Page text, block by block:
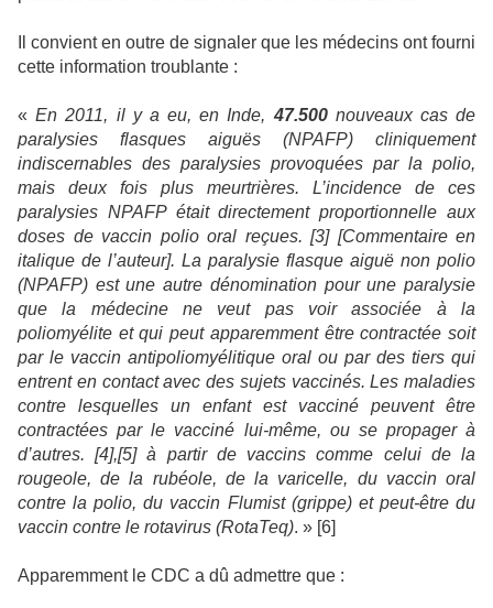
Il convient en outre de signaler que les médecins ont fourni
cette information troublante :
«En 2011, il y a eu, en Inde,47.500nouveaux cas de
paralysies flasques aiguës (NPAFP) cliniquement
indiscernables des paralysies provoquées par la polio,
mais deux fois plus meurtrières. L’incidence de ces
paralysies NPAFP était directement proportionnelle aux
doses de vaccin polio oral reçues. [3] [Commentaire en
italique de l’auteur]. La paralysie flasque aiguë non polio
(NPAFP) est une autre dénomination pour une paralysie
que la médecine ne veut pas voir associée à la
poliomyélite et qui peut apparemment être contractée soit
par le vaccin antipoliomyélitique oral ou par des tiers qui
entrent en contact avec des sujets vaccinés. Les maladies
contre lesquelles un enfant est vacciné peuvent être
contractées par le vacciné lui-même, ou se propager à
d’autres. [4],[5] à partir de vaccins comme celui de la
rougeole, de la rubéole, de la varicelle, du vaccin oral
contre la polio, du vaccin Flumist (grippe) et peut-être du
vaccin contre le rotavirus (RotaTeq). » [6]
Apparemment le CDC a dû admettre que :